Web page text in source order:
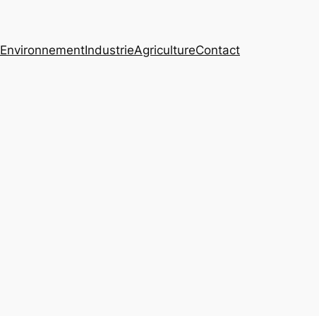
EnvironnementIndustrieAgricultureContact